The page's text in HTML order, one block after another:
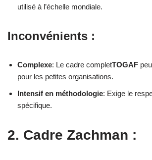
utilisé à l’échelle mondiale.
Inconvénients :
Complexe: Le cadre completTOGAF
pour les petites organisations.
Intensif en méthodologie: Exige le
spécifique.
2. Cadre Zachman :